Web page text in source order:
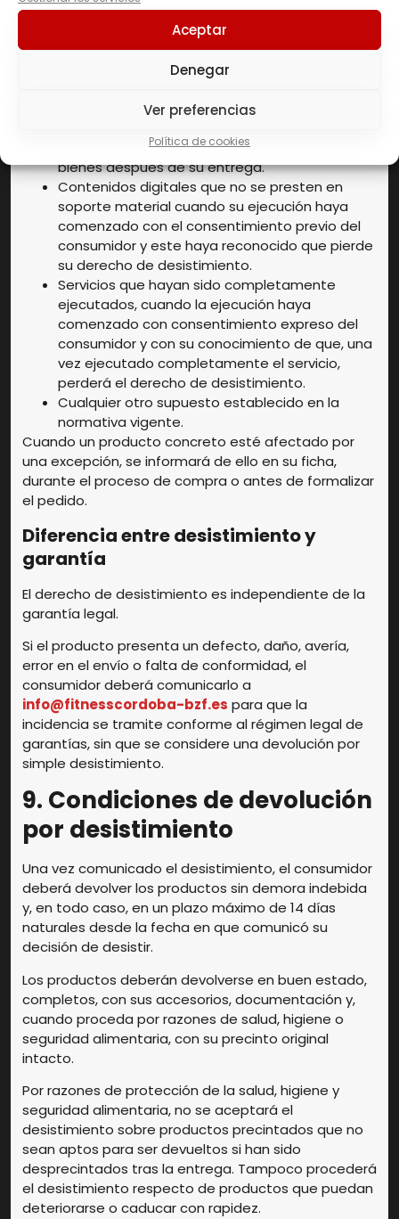
Aceptar
Denegar
Ver preferencias
Política de cookies
Productos que puedan deteriorarse o caducar
Productos precintados que no sean aptos para
ser devueltos por razones de protección de la
desprecintados después de la entrega.
mezclado de forma inseparable con otros
bienes después de su entrega.
Contenidos digitales que no se presten en
soporte material cuando su ejecución haya
comenzado con el consentimiento previo del
consumidor y este haya reconocido que pierde
su derecho de desistimiento.
Servicios que hayan sido completamente
ejecutados, cuando la ejecución haya
comenzado con consentimiento expreso del
consumidor y con su conocimiento de que, una
vez ejecutado completamente el servicio,
perderá el derecho de desistimiento.
Cualquier otro supuesto establecido en la
normativa vigente.
Cuando un producto concreto esté afectado por
una excepción, se informará de ello en su ficha,
durante el proceso de compra o antes de formalizar
el pedido.
Diferencia entre desistimiento y
garantía
El derecho de desistimiento es independiente de la
garantía legal.
Si el producto presenta un defecto, daño, avería,
error en el envío o falta de conformidad, el
consumidor deberá comunicarlo a
info@fitnesscordoba-bzf.es para que la
incidencia se tramite conforme al régimen legal de
garantías, sin que se considere una devolución por
simple desistimiento.
9. Condiciones de devolución
por desistimiento
Una vez comunicado el desistimiento, el consumidor
deberá devolver los productos sin demora indebida
y, en todo caso, en un plazo máximo de 14 días
naturales desde la fecha en que comunicó su
decisión de desistir.
Los productos deberán devolverse en buen estado,
completos, con sus accesorios, documentación y,
cuando proceda por razones de salud, higiene o
seguridad alimentaria, con su precinto original
intacto.
Por razones de protección de la salud, higiene y
seguridad alimentaria, no se aceptará el
desistimiento sobre productos precintados que no
sean aptos para ser devueltos si han sido
desprecintados tras la entrega. Tampoco procederá
el desistimiento respecto de productos que puedan
deteriorarse o caducar con rapidez.